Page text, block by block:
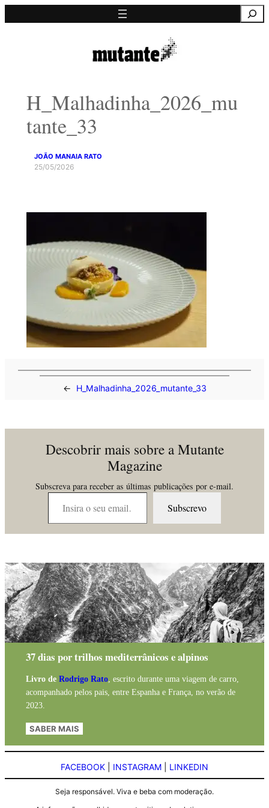
para
H_Malhadinha_2026_mu
tante_33
JOÃO MANAIA RATO
25/05/2026
← H_Malhadinha_2026_mutante_33
Descobrir mais sobre a Mutante
Magazine
Subscreva para receber as últimas publicações por e-mail.
Insira o seu email…
Subscrevo
37 dias por trilhos mediterrânicos e alpinos
Livro de Rodrigo Rato, escrito durante uma viagem de carro,
acompanhado pelos pais, entre Espanha e França, no verão de
2023.
SABER MAIS
FACEBOOK INSTAGRAM LINKEDIN
Seja responsável. Viva e beba com moderação.